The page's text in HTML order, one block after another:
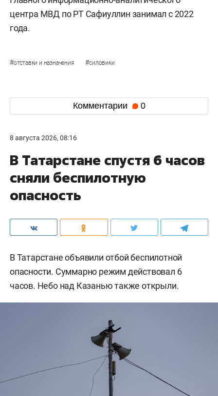
центра МВД по РТ Сафиуллин занимал с 2022
года.
#отставки и назначения #силовики
Комментарии 0
8 августа 2026, 08:16
В Татарстане спустя 6 часов
сняли беспилотную
опасность
В Татарстане объявили отбой беспилотной
опасности. Суммарно режим действовал 6
часов. Небо над Казанью также открыли.